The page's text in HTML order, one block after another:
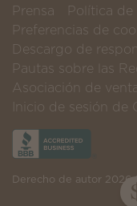
Prensa
Política
Preferencias de
Descargo de
Pautas sobre las
Asociación de
Inicio de sesión de
Derecho de autor 2026